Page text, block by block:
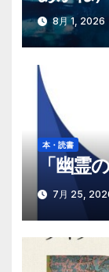
8月 1, 2026
本・読書
「幽霊
7月 25,